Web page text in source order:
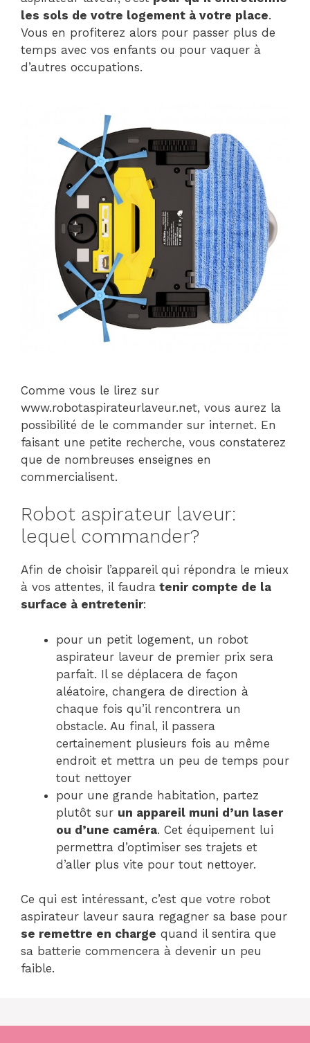
les sols de votre logement à votre place.
Vous en profiterez alors pour passer plus de
temps avec vos enfants ou pour vaquer à
d’autres occupations.
Comme vous le lirez sur
www.robotaspirateurlaveur.net, vous aurez la
possibilité de le commander sur internet. En
faisant une petite recherche, vous constaterez
que de nombreuses enseignes en
commercialisent.
Robot aspirateur laveur:
lequel commander?
Afin de choisir l’appareil qui répondra le mieux
à vos attentes, il faudra tenir compte de la
surface à entretenir:
pour un petit logement, un robot
aspirateur laveur de premier prix sera
parfait. Il se déplacera de façon
aléatoire, changera de direction à
chaque fois qu’il rencontrera un
obstacle. Au final, il passera
certainement plusieurs fois au même
endroit et mettra un peu de temps pour
tout nettoyer
pour une grande habitation, partez
plutôt sur un appareil muni d’un laser
ou d’une caméra. Cet équipement lui
permettra d’optimiser ses trajets et
d’aller plus vite pour tout nettoyer.
Ce qui est intéressant, c’est que votre robot
aspirateur laveur saura regagner sa base pour
se remettre en charge quand il sentira que
sa batterie commencera à devenir un peu
faible.